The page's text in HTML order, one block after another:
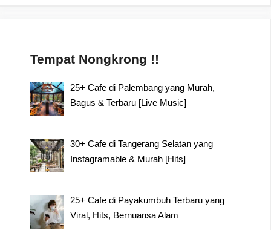
Tempat Nongkrong !!
25+ Cafe di Palembang yang Murah,
Bagus & Terbaru [Live Music]
30+ Cafe di Tangerang Selatan yang
Instagramable & Murah [Hits]
25+ Cafe di Payakumbuh Terbaru yang
Viral, Hits, Bernuansa Alam